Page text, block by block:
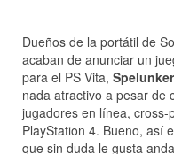
Dueños de la portátil de
acaban de anunciar un
para el PS Vita,
nada atractivo a pesar de
jugadores en línea,
PlayStation 4. Bueno, así
que sin duda le gusta